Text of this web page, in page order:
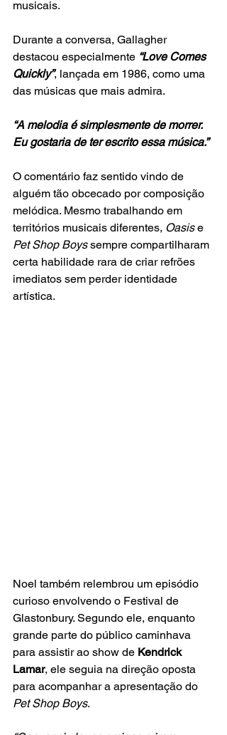
musicais.
Durante a conversa, Gallagher
destacou especialmente “Love Comes
Quickly”, lançada em 1986, como uma
das músicas que mais admira.
“A melodia é simplesmente de morrer.
Eu gostaria de ter escrito essa música.”
O comentário faz sentido vindo de
alguém tão obcecado por composição
melódica. Mesmo trabalhando em
territórios musicais diferentes, Oasis e
Pet Shop Boys sempre compartilharam
certa habilidade rara de criar refrões
imediatos sem perder identidade
artística.
Noel também relembrou um episódio
curioso envolvendo o Festival de
Glastonbury. Segundo ele, enquanto
grande parte do público caminhava
para assistir ao show de Kendrick
Lamar, ele seguia na direção oposta
para acompanhar a apresentação do
Pet Shop Boys.